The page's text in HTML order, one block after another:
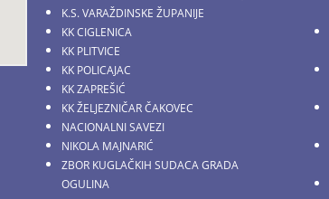
K.S. VARAŽDINSKE ŽUPANIJE
KK CIGLENICA
KK PLITVICE
KK POLICAJAC
KK ZAPREŠIĆ
KK ŽELJEZNIČAR ČAKOVEC
NACIONALNI SAVEZI
NIKOLA MAJNARIĆ
ZBOR KUGLAČKIH SUDACA GRADA
OGULINA